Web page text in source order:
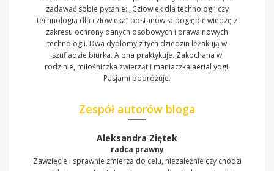
zadawać sobie pytanie: „Człowiek dla technologii czy
technologia dla człowieka” postanowiła pogłębić wiedzę z
zakresu ochrony danych osobowych i prawa nowych
technologii. Dwa dyplomy z tych dziedzin leżakują w
szufladzie biurka. A ona praktykuje. Zakochana w
rodzinie, miłośniczka zwierząt i maniaczka aerial yogi.
Pasjami podróżuje.
Zespół autorów bloga
Aleksandra Ziętek
radca prawny
Zawzięcie i sprawnie zmierza do celu, niezależnie czy chodzi